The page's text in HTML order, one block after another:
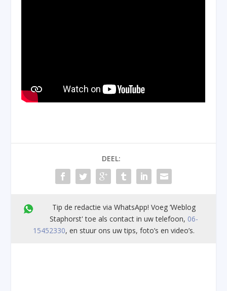
DEEL:
Tip de redactie via WhatsApp! Voeg ’Weblog
Staphorst' toe als contact in uw telefoon, 06-
15452330, en stuur ons uw tips, foto’s en video’s.